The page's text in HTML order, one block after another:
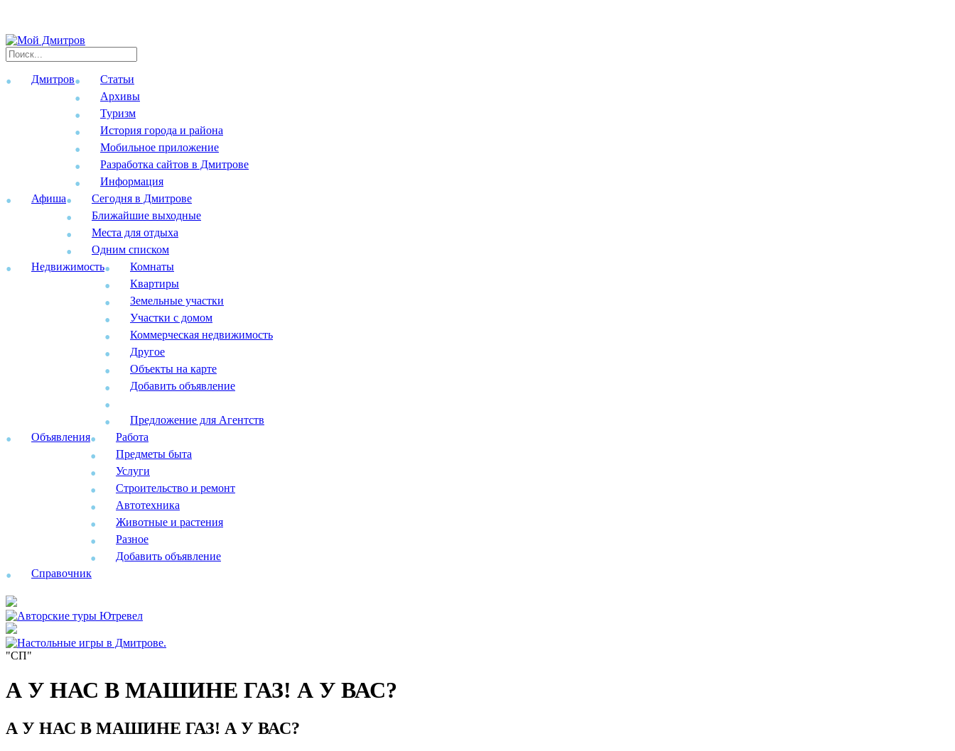
Дмитров
Статьи
Архивы
Туризм
История города и района
Мобильное приложение
Разработка сайтов в Дмитрове
Информация
Афиша
Сегодня в Дмитрове
Ближайшие выходные
Места для отдыха
Одним списком
Недвижимость
Комнаты
Квартиры
Земельные участки
Участки с домом
Коммерческая недвижимость
Другое
Объекты на карте
Добавить объявление
Предложение для Агентств
Объявления
Работа
Предметы быта
Услуги
Строительство и ремонт
Автотехника
Животные и растения
Разное
Добавить объявление
Справочник
"СП"
А У НАС В МАШИНЕ ГАЗ! А У ВАС?
А У НАС В МАШИНЕ ГАЗ! А У ВАС?